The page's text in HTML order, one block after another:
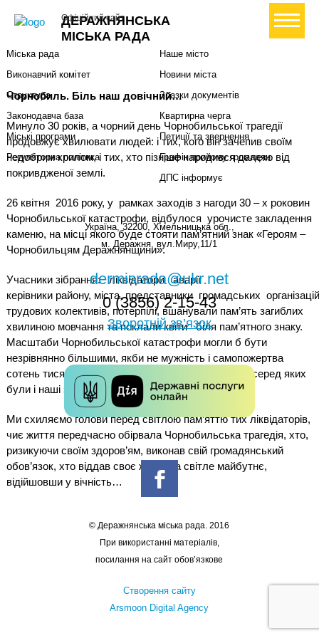
ДЕРАЖНЯНСЬКА
МІСЬКА РАДА
Офіційний сайт+ Створити петицію
Чорнобиль. Біль наш довічний…
Минуло 30 років, а чорний день Чорнобильської трагедії
продовжує хвилювати людей: і тих, кого він зачепив своїм
недобрим крилом, і тих, хто пізніше народився далеко від
покривдженої землі.
26 квітня 2016 року, у рамках заходів з нагоди 30 – х роковин
Чорнобильської катастрофи, відбулося урочисте закладення
каменю, на місці якого буде стояти пам’ятний знак «Героям –
Чорнобильцям Деражнянщини».
Учасники зібрання: ліквідатори аварії
керівники району, міста, представники громадських
трудових колективів, потерпілі, вшанували пам’ять загиблих
хвилиною мовчання та поклали квіти біля пам’ятного знаку.
Масштаби Чорнобильської катастрофи могли б бути
незрівнянно більшими, якби не мужність і самопожертва
сотень тисяч учасників ліквідації наслідків аварії, серед яких
були і наші земляки.
Ми схиляємо голови перед світлою пам’яттю тих ліквідаторів,
чиє життя передчасно обірвала Чорнобильська трагедія, хто,
ризикуючи своїм здоров’ям, виконав свій громадянський
обов’язок, хто віддав своє життя за світле майбутнє,
відійшовши у вічність…
Міський голова
Міська рада
Виконавчий комітет
Структура
Законодавча база
Міські програми
Регуляторна політика
Наше місто
Новини міста
Зразки документів
Квартирна черга
Петиції та звернення
Графік прийому громадян
ДПС інформує
Україна, 32200, Хмельницька обл.,
м. Деражня, вул.Миру,11/1
dermisrada@ukr.net
0 (3856) 2-15-43
Зворотній зв’язок
© Деражнянська міська рада. 2016
При використанні матеріалів,
посилання на сайт обов’язкове
Створення сайту
Arsmoon Digital Agency